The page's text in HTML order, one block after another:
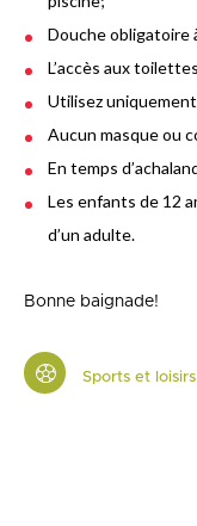
Douche obligatoire
L’accès aux
Utilisez
Aucun masque ou
En temps
Les enfants de 12
d’un adulte.
Bonne baignade!
Sports et loisirs